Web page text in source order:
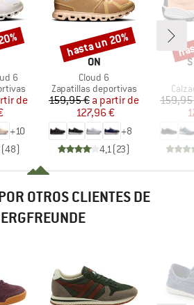
6
reducido
de
+10
(48)
MARCA
ON
Artículo
Cloud 6
Product group
Zapatillas deportivas
Precio
159,95 € Precio reducido
a partir de
127,96 €
+8
4,1 (23)
Descuento
hasta un 20%
OTROS CLIENTES DE